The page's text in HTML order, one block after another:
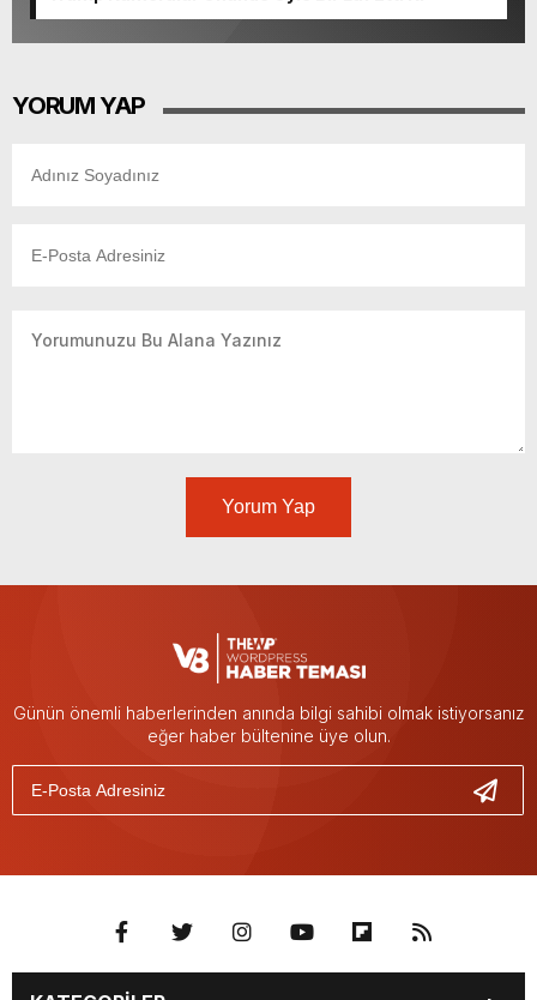
YORUM YAP
Yorum Yap
Günün önemli haberlerinden anında bilgi sahibi olmak istiyorsanız
eğer haber bültenine üye olun.